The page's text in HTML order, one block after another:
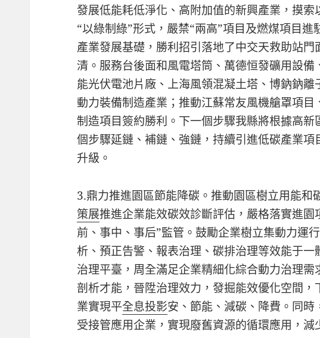
發展低能耗低淨化、高附加值的新興產業，摸
“以綠制綠”形式，嚴禁“兩高”項目及燃煤項目
產業發展基礎，勝利招引落地了中交天救助站
清。服務台後面和風電塔筒、萬德恒發礦用設
能光伏電池片廠、上海風領混凝土塔、博鈉鈉
動力裝備制造產業；推動江蘇常友風機艙罩項
制造項目簽約勝利。下一個步驟我縣將根據高
個步驟延鏈、補鏈、強鏈，持續引進低碳產業
升級。
3.鼎力推進園區節能降碳。推動園區樹立用能和
策展推進企業能效碳效診斷評估，嚴格落實進園
前、事中、事后”監管。鼓勵企業樹立集動力運
析、預正告警、報表治理、碳排治理等效能于一
治理平臺，周全滿足企業精細化綜合動力治理
剖析才能，晉陞治理效力，發掘能效優化空間
業實現平全息投影安、節能、減碳、降費。同
受接管應用企業，實現廢舊資源的循環應用，減